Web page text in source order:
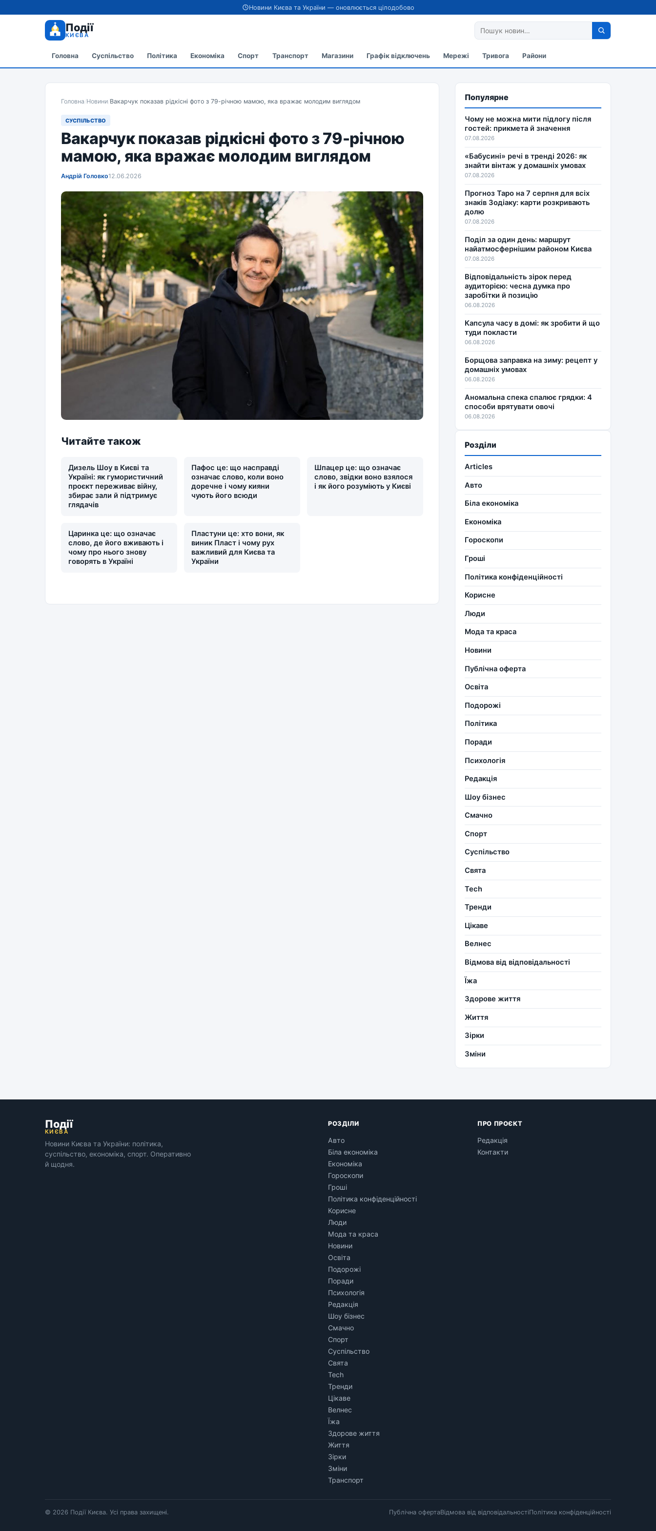
Новини Києва та України — оновлюється цілодобово
Події
КИЄВА
Головна Суспільство Політика Економіка Спорт Транспорт Магазини Графік відключень Мережі Тривога Райони
Головна/Новини/Вакарчук показав рідкісні фото з 79-річною мамою, яка вражає молодим виглядом
СУСПІЛЬСТВО
Вакарчук показав рідкісні фото з 79-річною
мамою, яка вражає молодим виглядом
Андрій Головко12.06.2026
Читайте також
Дизель Шоу в Києві та
Україні: як гумористичний
проєкт переживає війну,
збирає зали й підтримує
глядачів
Пафос це: що насправді
означає слово, коли воно
доречне і чому кияни
чують його всюди
Шпацер це: що означає
слово, звідки воно взялося
і як його розуміють у Києві
Царинка це: що означає
слово, де його вживають і
чому про нього знову
говорять в Україні
Пластуни це: хто вони, як
виник Пласт і чому рух
важливий для Києва та
України
Популярне
Чому не можна мити підлогу після
гостей: прикмета й значення
07.08.2026
«Бабусині» речі в тренді 2026: як
знайти вінтаж у домашніх умовах
07.08.2026
Прогноз Таро на 7 серпня для всіх
знаків Зодіаку: карти розкривають
долю
07.08.2026
Поділ за один день: маршрут
найатмосфернішим районом Києва
07.08.2026
Відповідальність зірок перед
аудиторією: чесна думка про
заробітки й позицію
06.08.2026
Капсула часу в домі: як зробити й що
туди покласти
06.08.2026
Борщова заправка на зиму: рецепт у
домашніх умовах
06.08.2026
Аномальна спека спалює грядки: 4
способи врятувати овочі
06.08.2026
Розділи
Articles
Авто
Біла економіка
Економіка
Гороскопи
Гроші
Політика конфіденційності
Корисне
Люди
Мода та краса
Новини
Публічна оферта
Освіта
Подорожі
Політика
Поради
Психологія
Редакція
Шоу бізнес
Смачно
Спорт
Суспільство
Свята
Tech
Тренди
Цікаве
Велнес
Відмова від відповідальності
Їжа
Здорове життя
Життя
Зірки
Зміни
Події
КИЄВА
Новини Києва та України: політика,
суспільство, економіка, спорт. Оперативно
й щодня.
РОЗДІЛИ
Авто
Біла економіка
Економіка
Гороскопи
Гроші
Політика конфіденційності
Корисне
Люди
Мода та краса
Новини
Освіта
Подорожі
Поради
Психологія
Редакція
Шоу бізнес
Смачно
Спорт
Суспільство
Свята
Tech
Тренди
Цікаве
Велнес
Їжа
Здорове життя
Життя
Зірки
Зміни
Транспорт
ПРО ПРОЄКТ
Редакція
Контакти
© 2026 Події Києва. Усі права захищені. Публічна офертаВідмова від відповідальностіПолітика конфіденційності